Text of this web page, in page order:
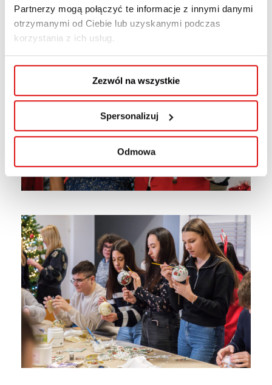
Partnerzy mogą połączyć te informacje z innymi danymi
otrzymanymi od Ciebie lub uzyskanymi podczas
korzystania z ich usług.
Zezwól na wszystkie
Spersonalizuj
Odmowa